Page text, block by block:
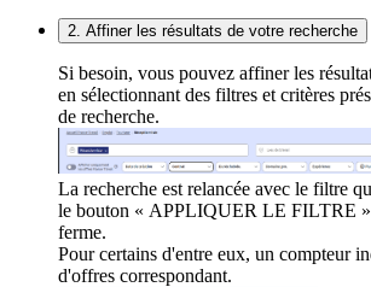
2. Affiner les résultats de votre recherche
Si besoin, vous pouvez affiner les
en sélectionnant des filtres et critères
de recherche.
La recherche est relancée avec le filtre
le bouton « APPLIQUER LE FILTRE »
ferme.
Pour certains d'entre eux, un compteur
d'offres correspondant.